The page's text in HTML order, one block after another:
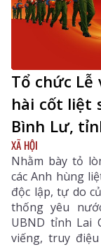
Tổ chức
hài cốt liệt
Bình Lư,
XÃ HỘI
Nhằm bày tỏ
các Anh hùng
độc lập, tự do
thống yêu
UBND tỉnh Lai
viếng, truy